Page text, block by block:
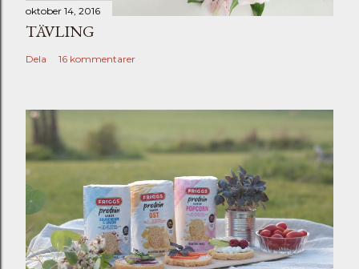
oktober 14, 2016
TÄVLING
Dela 16 kommentarer